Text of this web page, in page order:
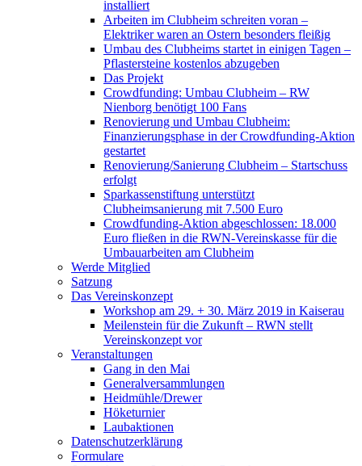
installiert
Arbeiten im Clubheim schreiten voran –
Elektriker waren an Ostern besonders fleißig
Umbau des Clubheims startet in einigen Tagen –
Pflastersteine kostenlos abzugeben
Das Projekt
Crowdfunding: Umbau Clubheim – RW
Nienborg benötigt 100 Fans
Renovierung und Umbau Clubheim:
Finanzierungsphase in der Crowdfunding-Aktion
gestartet
Renovierung/Sanierung Clubheim – Startschuss
erfolgt
Sparkassenstiftung unterstützt
Clubheimsanierung mit 7.500 Euro
Crowdfunding-Aktion abgeschlossen: 18.000
Euro fließen in die RWN-Vereinskasse für die
Umbauarbeiten am Clubheim
Werde Mitglied
Satzung
Das Vereinskonzept
Workshop am 29. + 30. März 2019 in Kaiserau
Meilenstein für die Zukunft – RWN stellt
Vereinskonzept vor
Veranstaltungen
Gang in den Mai
Generalversammlungen
Heidmühle/Drewer
Höketurnier
Laubaktionen
Datenschutzerklärung
Formulare